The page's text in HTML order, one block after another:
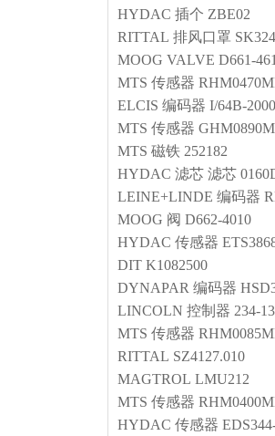
HYDAC 插个 ZBE02
RITTAL 排风口罩
MOOG VALVE D661-
MTS 传感器
ELCIS 编码器 I/64B-
MTS 传感器
MTS 磁铁 252182
HYDAC 滤芯 滤芯
LEINE+LINDE 编码器
MOOG 阀 D662-4010
HYDAC 传感器
DIT K1082500
DYNAPAR 编码器
LINCOLN 控制器 234-
MTS 传感器
RITTAL SZ4127.010
MAGTROL LMU212
MTS 传感器
HYDAC 传感器